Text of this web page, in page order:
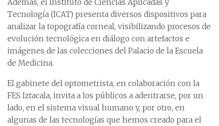
Además, el Instituto de Ciencias Aplicadas y
Tecnología (ICAT) presenta diversos dispositivos para
analizar la topografía corneal, visibilizando procesos de
evolución tecnológica en diálogo con artefactos e
imágenes de las colecciones del Palacio de la Escuela
de Medicina.
El gabinete del optometrista, en colaboración con la
FES Iztacala, invita a los públicos a adentrarse, por un
lado, en el sistema visual humano y, por otro, en
algunas de las tecnologías que hemos creado para el